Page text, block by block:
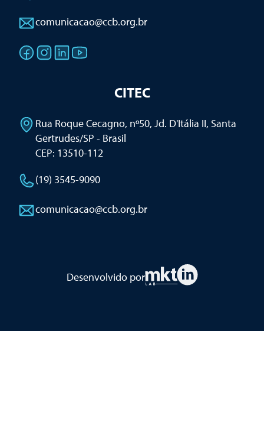
comunicacao@ccb.org.br
CITEC
Rua Roque Cecagno, nº50, Jd. D'Itália II, Santa
Gertrudes/SP - Brasil
CEP: 13510-112
(19) 3545-9090
comunicacao@ccb.org.br
Desenvolvido por